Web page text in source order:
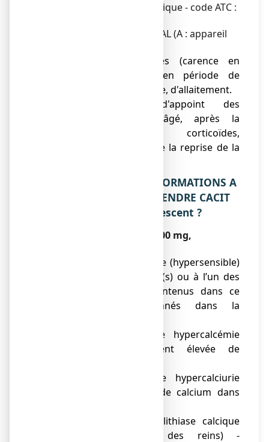
Classe pharmacothérapeutique - code ATC :
CALCIUM/ELEMENT MINERAL (A : appareil
● Carences calciques (carence en
calcium) notamment en période de
croissance, de grossesse, d'allaitement.
● Traitement d'appoint des
ostéoporoses: sujet âgé, après la
ménopause, sous corticoïdes,
d'immobilisation lors de la reprise de la
2. QUELLES SONT LES INFORMATIONS A
CONNAITRE AVANT DE PRENDRE CACIT
500 mg, comprimé effervescent ?
Ne prenez jamais CACIT 500 mg,
● si vous êtes allergique (hypersensible)
à la substance(s) active(s) ou à l’un des
autres composants contenus dans ce
médicament, mentionnés dans la
● si vous avez une hypercalcémie
(quantité anormalement élevée de
● si vous avez une hypercalciurie
(élimination exagérée de calcium dans
● si vous avez une lithiase calcique
(calculs au niveau des reins) -